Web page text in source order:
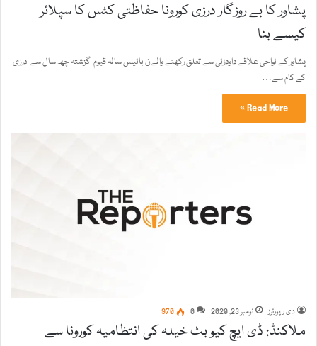
پشاور کا بے روزگار درزی کورونا حفاظتی کٹس کا سپلائر
کیسے بنا
پشاور کے نواحی علاقے داودزئی سے تعلق رکھنے والےن بائیس سالہ قیوم گزشتہ چھ سال سے درزی
کے کام سے…
Read More »
دی رپورٹرز نومبر 23, 2020 0
970
ملاکنڈ: ڈی ایچ کیو بٹ خیلہ کی انتظامیہ کورونا سے